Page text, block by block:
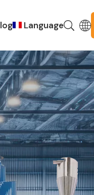
Language
Russian
Spanish
Portuguese
English
Korean
Thai
Italian